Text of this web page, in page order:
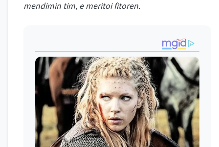
mendimin tim, e meritoi fitoren.